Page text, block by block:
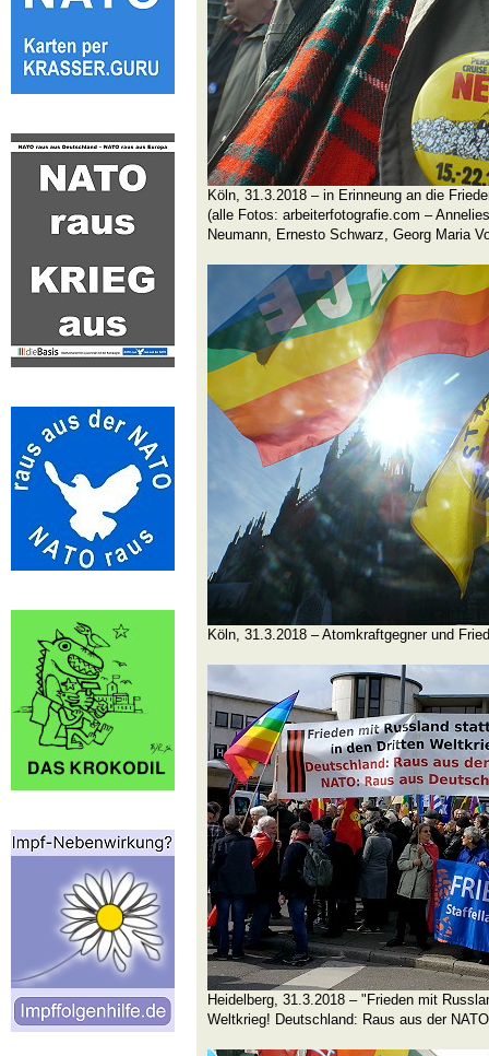
Köln, 31.3.2018 – in Erinneung an die
(alle Fotos: arbeiterfotografie.com –
Neumann, Ernesto Schwarz, Georg Maria
Köln, 31.3.2018 – Atomkraftgegner und
Heidelberg, 31.3.2018 – "Frieden mit
Weltkrieg! Deutschland: Raus aus der